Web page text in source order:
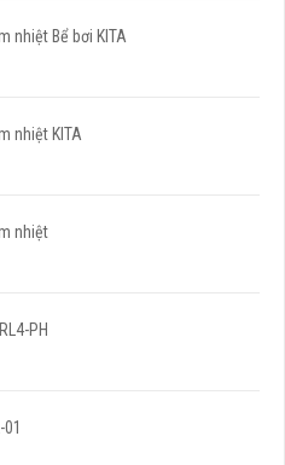
nhiệt Bể bơi KITA
nhiệt KITA
nhiệt
PH